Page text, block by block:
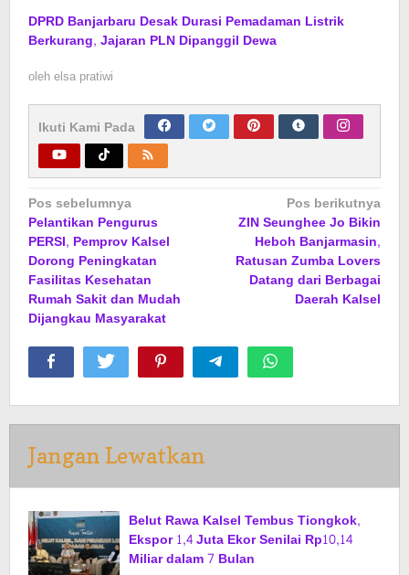
DPRD Banjarbaru Desak Durasi Pemadaman Listrik
Berkurang, Jajaran PLN Dipanggil Dewa
olehelsa pratiwi
Ikuti Kami Pada
Navigasi
pos
Pos sebelumnya
Pelantikan Pengurus
PERSI, Pemprov Kalsel
Dorong Peningkatan
Fasilitas Kesehatan
Rumah Sakit dan Mudah
Dijangkau Masyarakat
Pos berikutnya
ZIN Seunghee Jo Bikin
Heboh Banjarmasin,
Ratusan Zumba Lovers
Datang dari Berbagai
Daerah Kalsel
Jangan Lewatkan
Belut Rawa Kalsel Tembus Tiongkok,
Ekspor 1,4 Juta Ekor Senilai Rp10,14
Miliar dalam 7 Bulan